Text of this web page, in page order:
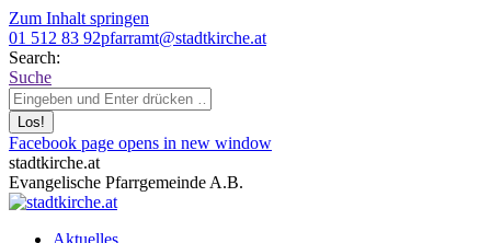
Zum Inhalt springen
01 512 83 92pfarramt@stadtkirche.at
Search:
Suche
Facebook page opens in new window
stadtkirche.at
Evangelische Pfarrgemeinde A.B.
Aktuelles